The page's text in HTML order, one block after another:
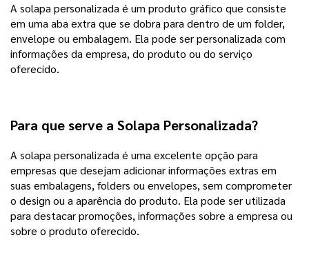
A solapa personalizada é um produto gráfico que consiste
em uma aba extra que se dobra para dentro de um folder,
envelope ou embalagem. Ela pode ser personalizada com
informações da empresa, do produto ou do serviço
oferecido.
Para que serve a Solapa Personalizada?
A solapa personalizada é uma excelente opção para
empresas que desejam adicionar informações extras em
suas embalagens, folders ou envelopes, sem comprometer
o design ou a aparência do produto. Ela pode ser utilizada
para destacar promoções, informações sobre a empresa ou
sobre o produto oferecido.